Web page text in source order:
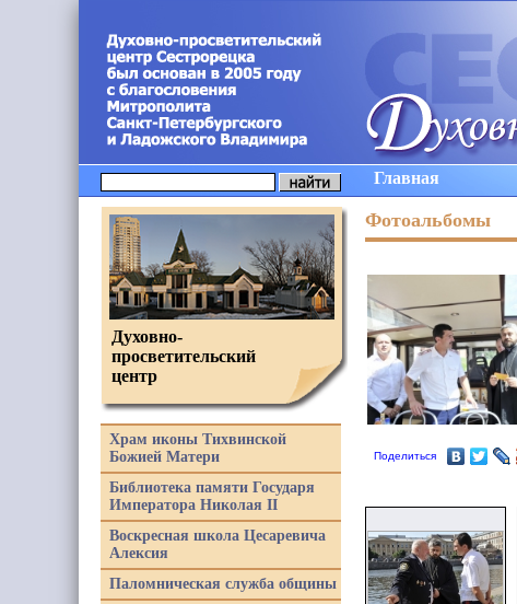
Главная
Фотоальбомы
Поделиться
Духовно-
просветительский
центр
Храм иконы Тихвинской
Божией Матери
Библиотека памяти Государя
Императора Николая II
Воскресная школа Цесаревича
Алексия
Паломническая служба общины